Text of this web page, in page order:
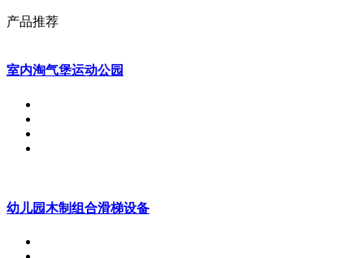
产品推荐
室内淘气堡运动公园
幼儿园木制组合滑梯设备